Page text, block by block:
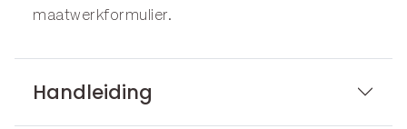
maatwerkformulier.
Handleiding